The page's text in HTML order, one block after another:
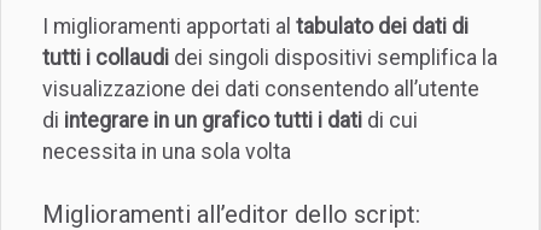
I miglioramenti apportati al tabulato dei dati di
tutti i collaudi dei singoli dispositivi semplifica la
visualizzazione dei dati consentendo all’utente
di integrare in un grafico tutti i dati di cui
necessita in una sola volta
Miglioramenti all’editor dello script: